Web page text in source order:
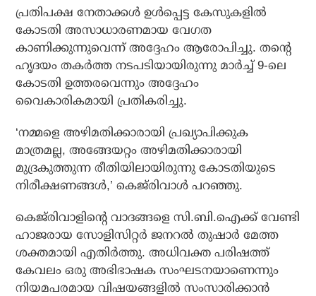
പ്രതിപക്ഷ നേതാക്കള്‍ ഉള്‍പ്പെട്ട കേസുകളില്‍
കോടതി അസാധാരണമായ വേഗത
കാണിക്കുന്നുവെന്ന് അദ്ദേഹം ആരോപിച്ചു. തന്റെ
ഹൃദയം തകര്‍ത്ത നടപടിയായിരുന്നു മാര്‍ച്ച് 9-ലെ
കോടതി ഉത്തരവെന്നും അദ്ദേഹം
വൈകാരികമായി പ്രതികരിച്ചു.
‘നമ്മളെ അഴിമതിക്കാരായി പ്രഖ്യാപിക്കുക
മാത്രമല്ല, അങ്ങേയറ്റം അഴിമതിക്കാരായി
മുദ്രകുത്തുന്ന രീതിയിലായിരുന്നു കോടതിയുടെ
നിരീക്ഷണങ്ങള്‍,’ കെജ്‌രിവാള്‍ പറഞ്ഞു.
കെജ്‌രിവാളിന്റെ വാദങ്ങളെ സി.ബി.ഐക്ക് വേണ്ടി
ഹാജരായ സോളിസിറ്റര്‍ ജനറല്‍ തുഷാര്‍ മേത്ത
ശക്തമായി എതിര്‍ത്തു. അധിവക്ത പരിഷത്ത്
കേവലം ഒരു അഭിഭാഷക സംഘടനയാണെന്നും
നിയമപരമായ വിഷയങ്ങളില്‍ സംസാരിക്കാന്‍